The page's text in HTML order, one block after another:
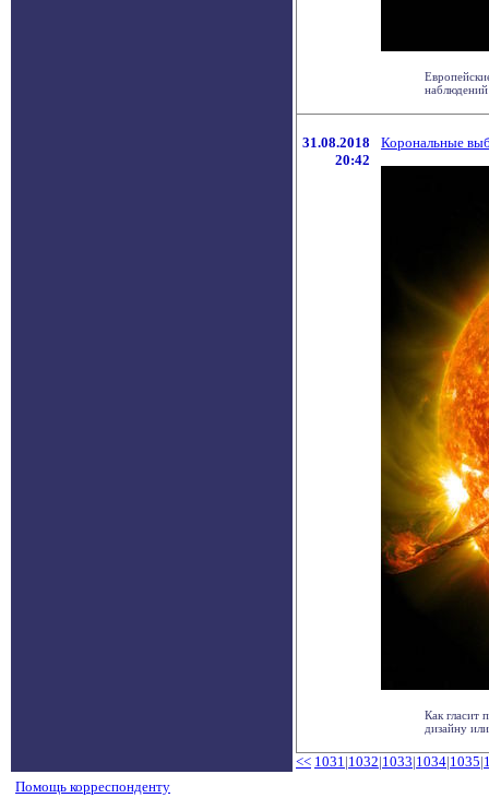
31.08.2018
20:42
Корональные
Как гласит
дизайну
<< 1031|1032|1033|1034|1035|
Помощь корреспонденту